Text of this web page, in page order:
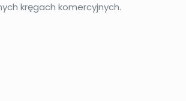
kręgach komercyjnych.